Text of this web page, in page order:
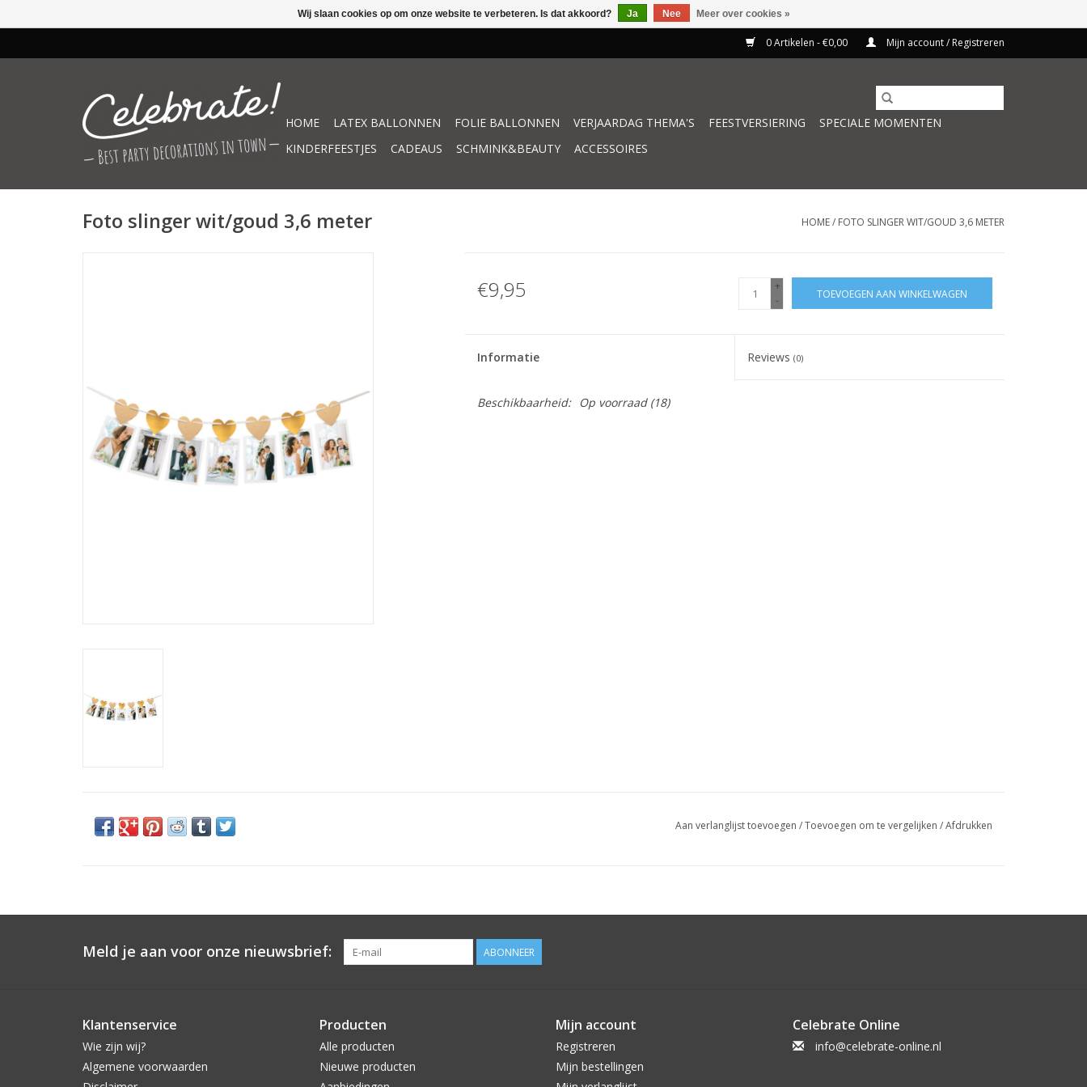
0 Artikelen - €0,00 Mijn account / Registreren
HOME LATEX BALLONNEN FOLIE BALLONNEN VERJAARDAG THEMA'S FEESTVERSIERING
SPECIALE MOMENTEN
KINDERFEESTJES
CADEAUS SCHMINK&BEAUTY ACCESSOIRES
Foto slinger wit/goud 3,6 meter HOME/ FOTO SLINGER WIT/GOUD 3,6 METER
€9,95
+
-
TOEVOEGEN AAN WINKELWAGEN
Informatie Reviews(0)
Beschikbaarheid: Op voorraad(18)
Aan verlanglijst toevoegen /Toevoegen om te vergelijken /Afdrukken
Meld je aan voor onze nieuwsbrief: ABONNEER
Klantenservice
Wie zijn wij?
Algemene voorwaarden
Producten
Alle producten
Nieuwe producten
Mijn account
Registreren
Mijn bestellingen
Celebrate Online
info@celebrate-online.nl
Wij slaan cookies op om onze website te verbeteren. Is dat akkoord? Ja Nee Meer over cookies »